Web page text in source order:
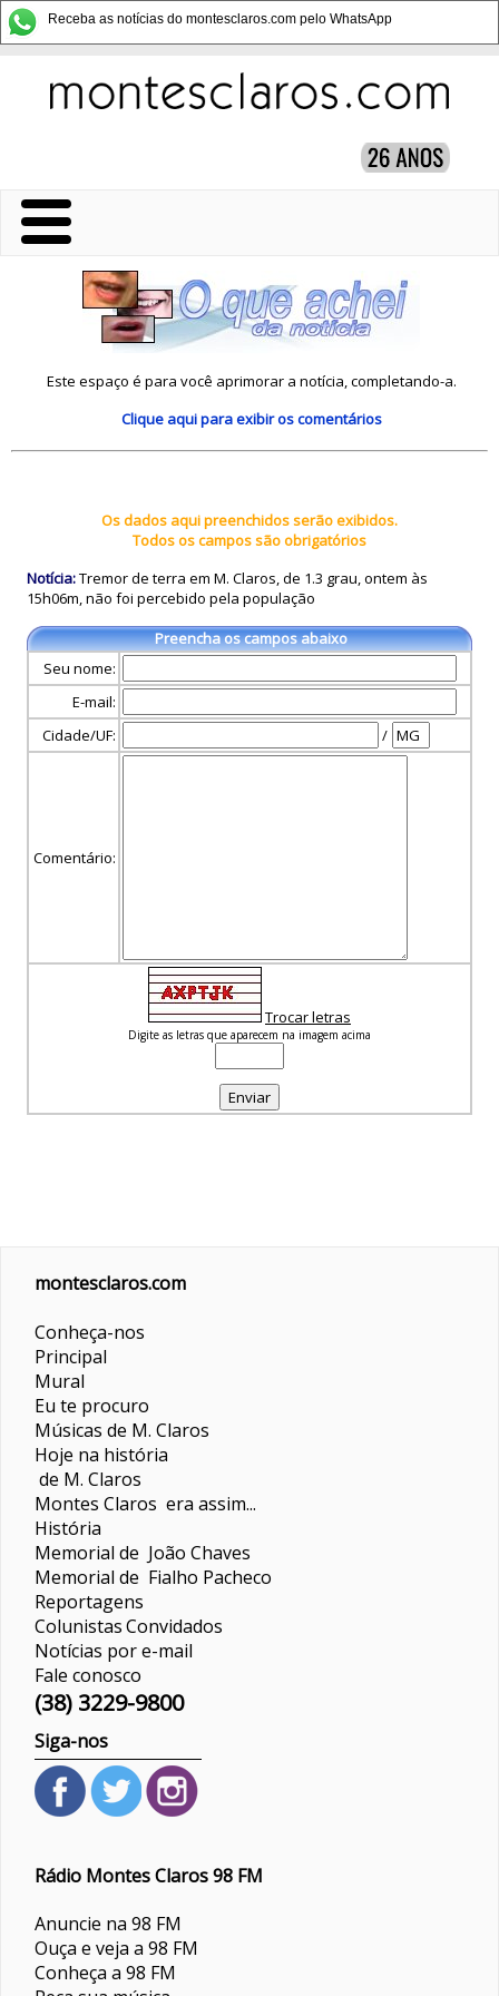
Receba as notícias do montesclaros.com pelo WhatsApp
Este espaço é para você aprimorar a notícia, completando-a.
Clique aquipara exibir os comentários
Os dados aqui preenchidos serão exibidos.
Todos os campos são obrigatórios
Notícia:Tremor de terra em M. Claros, de 1.3 grau, ontem às
15h06m, não foi percebido pela população
Preencha os campos abaixo
Seu nome:
E-mail:
Cidade/UF:
/
Comentário:
Trocar letras
Digite as letras que aparecem na imagem acima
montesclaros.com
Conheça-nos
Principal
Mural
Eu te procuro
Músicas de M. Claros
Hoje na história
de M. Claros
Montes Claros era assim...
História
Memorial de João Chaves
Memorial de Fialho Pacheco
Reportagens
ColunistasConvidados
Notícias por e-mail
Fale conosco
(38) 3229-9800
Siga-nos
Rádio Montes Claros 98 FM
Anuncie na 98 FM
Ouça e veja a 98 FM
Conheça a 98 FM